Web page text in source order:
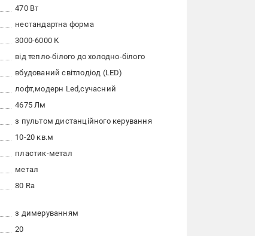
470 Вт
нестандартна форма
3000-6000 К
від тепло-білого до холодно-білого
вбудований світлодіод (LED)
лофт модерн Led сучасний
4675 Лм
з пультом дистанційного керування
10-20 кв.м
пластик-метал
метал
80 Ra
з димеруванням
20